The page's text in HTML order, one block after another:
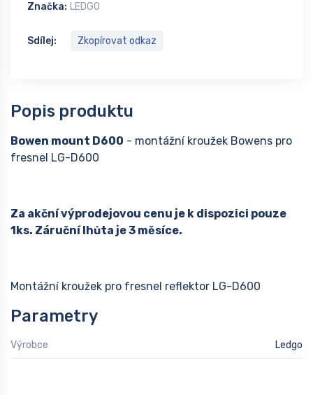
Značka: LEDGO
Sdílej: Zkopírovat odkaz
Popis produktu
Bowen mount D600 - montážní kroužek Bowens pro
fresnel LG-D600
Za akční výprodejovou cenu je k dispozici pouze
1ks. Záruční lhůta je 3 měsíce.
Montážní kroužek pro fresnel reflektor LG-D600
Parametry
Výrobce Ledgo